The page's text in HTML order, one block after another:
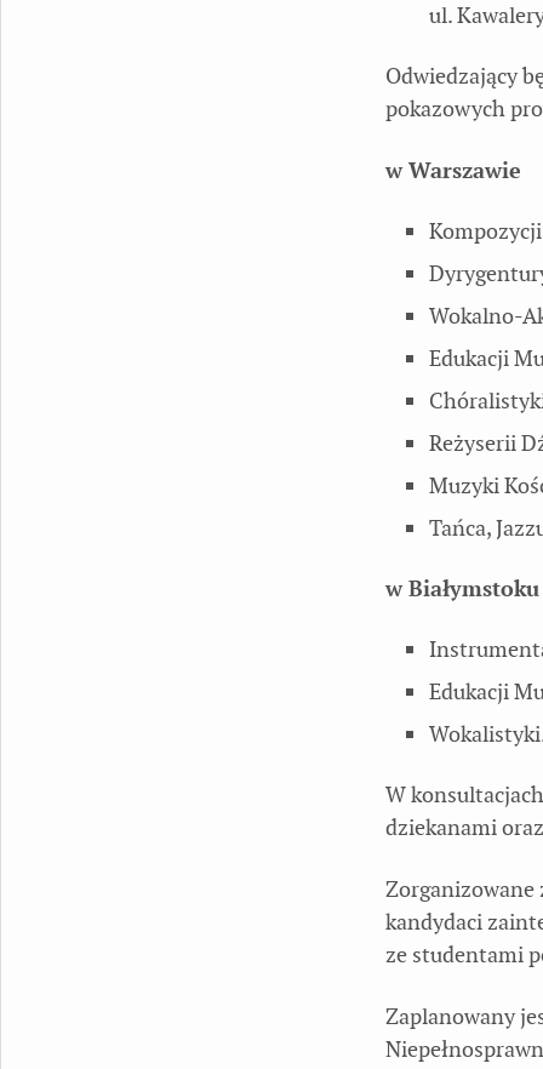
ul.
Odwiedzający
pokazowych
w Warszawie
Wokalno-
Edukacji
Reżyserii
Muzyki
Tańca,
w Białymstoku
Edukacji
W
dziekanami
Zorganizowane
kandydaci
ze studentami
Zaplanowany